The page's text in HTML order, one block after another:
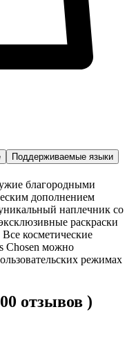
Поддерживаемые языки
благородными
дополнением
наплечник со
раскраски
косметические
Chosen можно
режимах
отзывов )